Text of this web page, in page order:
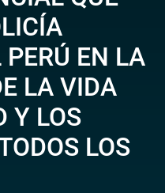
EN LA
LA VIDA
Y LOS
LOS